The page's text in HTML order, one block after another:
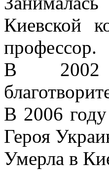
Киевской
профессор.
В 2002
В 2006
Героя
Умерла в